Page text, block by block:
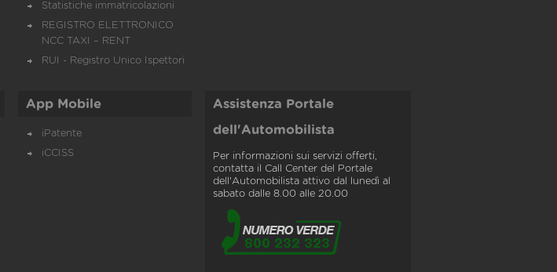
Statistiche immatricolazioni
REGISTRO ELETTRONICO
NCC TAXI – RENT
RUI - Registro Unico Ispettori
App Mobile
iPatente
iCCISS
Assistenza Portale
dell'Automobilista
Per informazioni sui servizi offerti,
contatta il Call Center del Portale
dell'Automobilista attivo dal lunedì al
sabato dalle 8.00 alle 20.00